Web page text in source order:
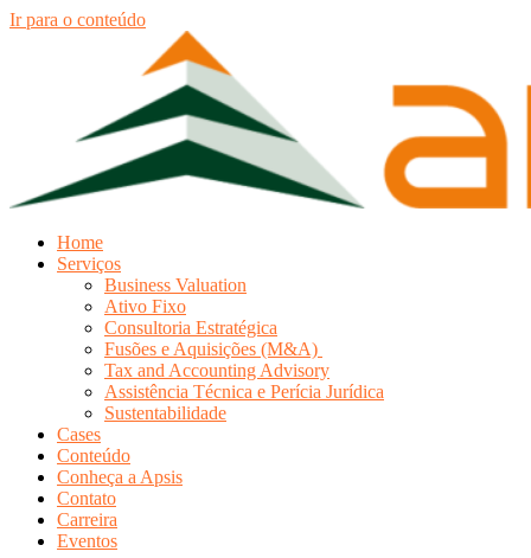
Ir para o conteúdo
Home
Serviços
Business Valuation
Ativo Fixo
Consultoria Estratégica
Fusões e Aquisições (M&A)
Tax and Accounting Advisory
Assistência Técnica e Perícia Jurídica
Sustentabilidade
Cases
Conteúdo
Conheça a Apsis
Contato
Carreira
Eventos